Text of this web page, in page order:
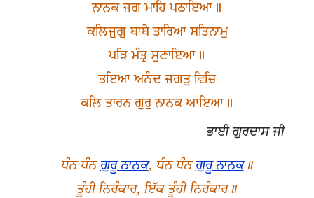
ਨਾਨਕ ਜਗ ਮਾਹਿ ਪਠਾਇਆ॥
ਕਲਿਜੁਗੁ ਬਾਬੇ ਤਾਰਿਆ ਸਤਿਨਾਮੁ
ਪੜਿ ਮੰਤ੍ਰ ਸੁਣਾਇਆ॥
ਭਇਆ ਅਨੰਦ ਜਗਤੁ ਵਿਚਿ
ਕਲਿ ਤਾਰਨ ਗੁਰੁ ਨਾਨਕ ਆਇਆ॥
ਭਾਈ ਗੁਰਦਾਸ ਜੀ
ਧੰਨ ਧੰਨ ਗੁਰੂ ਨਾਨਕ, ਧੰਨ ਧੰਨ ਗੁਰੂ ਨਾਨਕ॥
ਤੂੰਹੀ ਨਿਰੰਕਾਰ, ਇੱਕ ਤੂੰਹੀ ਨਿਰੰਕਾਰ॥